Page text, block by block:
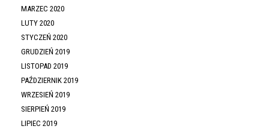
MARZEC 2020
LUTY 2020
STYCZEŃ 2020
GRUDZIEŃ 2019
LISTOPAD 2019
PAŹDZIERNIK 2019
WRZESIEŃ 2019
SIERPIEŃ 2019
LIPIEC 2019